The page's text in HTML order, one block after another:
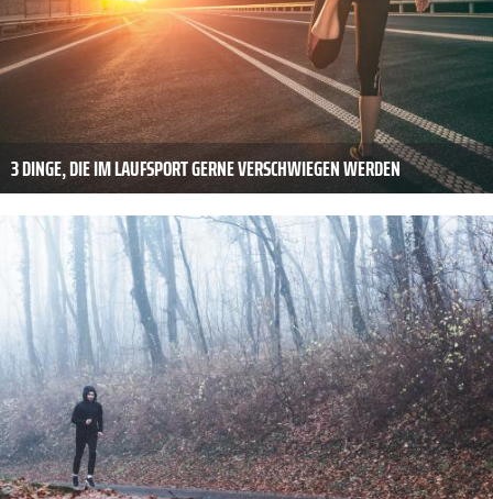
3 DINGE, DIE IM LAUFSPORT GERNE VERSCHWIEGEN WERDEN